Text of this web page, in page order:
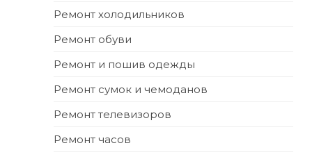
Ремонт холодильников
Ремонт обуви
Ремонт и пошив одежды
Ремонт сумок и чемоданов
Ремонт телевизоров
Ремонт часов